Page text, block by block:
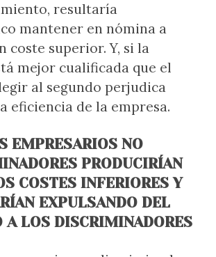
resultaría
mantener en nómina a
coste superior. Y, si la
mejor cualificada que el
al segundo perjudica
eficiencia de la empresa.
EMPRESARIOS NO
PRODUCIRÍAN
COSTES INFERIORES Y
EXPULSANDO DEL
A LOS DISCRIMINADORES